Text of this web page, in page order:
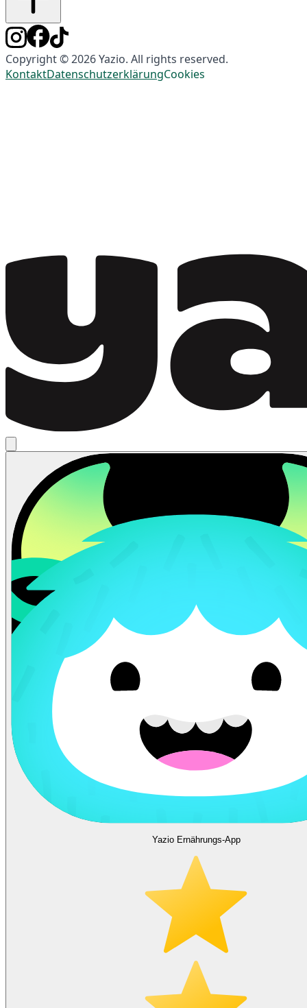
Copyright © 2026 Yazio. All rights reserved.
KontaktDatenschutzerklärungCookies
Yazio Ernährungs-App